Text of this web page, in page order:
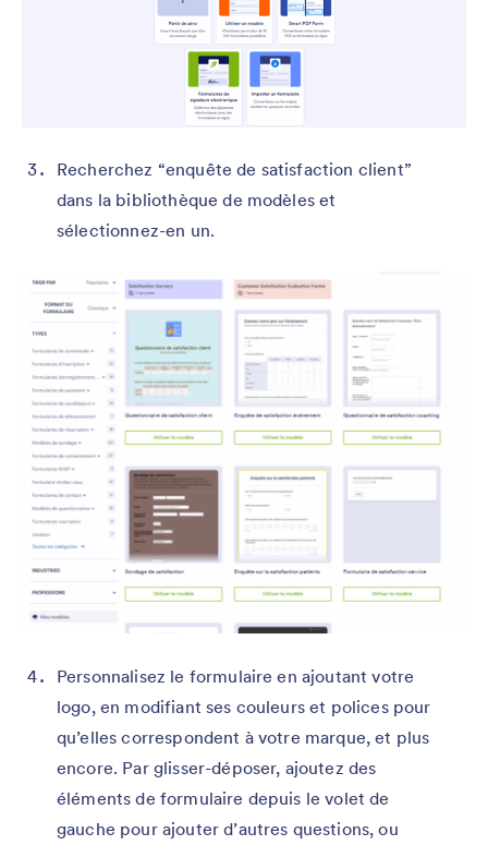
Recherchez “enquête de satisfaction client”
dans la bibliothèque de modèles et
sélectionnez-en un.
Personnalisez le formulaire en ajoutant votre
logo, en modifiant ses couleurs et polices pour
qu’elles correspondent à votre marque, et plus
encore. Par glisser-déposer, ajoutez des
éléments de formulaire depuis le volet de
gauche pour ajouter d’autres questions, ou